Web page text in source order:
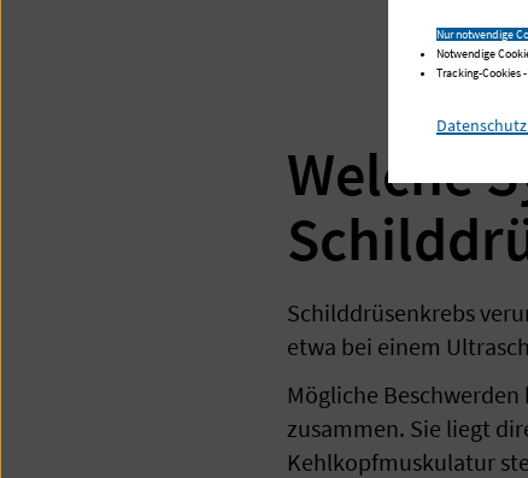
Welche
Schilddrüsenkrebs
etwa bei einem
Mögliche
zusammen. Sie liegt
Kehlkopfmuskulatur
Nur notwendige
Notwendige
Tracking-Cookies
Datenschutz